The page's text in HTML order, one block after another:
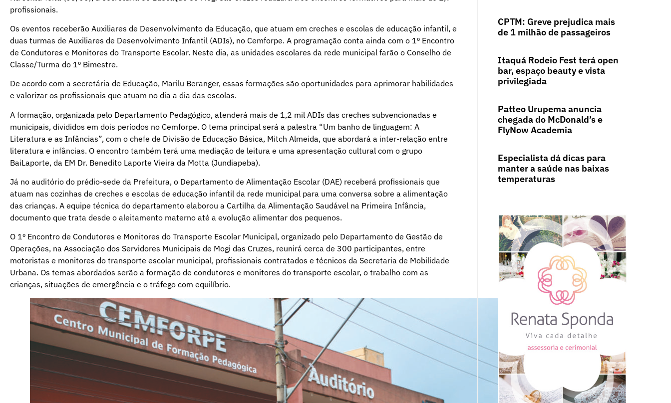
profissionais.
Os eventos receberão Auxiliares de Desenvolvimento da Educação, que atuam em creches e escolas de educação infantil, e
duas turmas de Auxiliares de Desenvolvimento Infantil (ADIs), no Cemforpe. A programação conta ainda com o 1º Encontro
de Condutores e Monitores do Transporte Escolar. Neste dia, as unidades escolares da rede municipal farão o Conselho de
Classe/Turma do 1º Bimestre.
De acordo com a secretária de Educação, Marilu Beranger, essas formações são oportunidades para aprimorar habilidades
e valorizar os profissionais que atuam no dia a dia das escolas.
A formação, organizada pelo Departamento Pedagógico, atenderá mais de 1,2 mil ADIs das creches subvencionadas e
municipais, divididos em dois períodos no Cemforpe. O tema principal será a palestra “Um banho de linguagem: A
Literatura e as Infâncias”, com o chefe de Divisão de Educação Básica, Mitch Almeida, que abordará a inter-relação entre
literatura e infâncias. O encontro também terá uma mediação de leitura e uma apresentação cultural com o grupo
BaiLaporte, da EM Dr. Benedito Laporte Vieira da Motta (Jundiapeba).
Já no auditório do prédio-sede da Prefeitura, o Departamento de Alimentação Escolar (DAE) receberá profissionais que
atuam nas cozinhas de creches e escolas de educação infantil da rede municipal para uma conversa sobre a alimentação
das crianças. A equipe técnica do departamento elaborou a Cartilha da Alimentação Saudável na Primeira Infância,
documento que trata desde o aleitamento materno até a evolução alimentar dos pequenos.
O 1º Encontro de Condutores e Monitores do Transporte Escolar Municipal, organizado pelo Departamento de Gestão de
Operações, na Associação dos Servidores Municipais de Mogi das Cruzes, reunirá cerca de 300 participantes, entre
motoristas e monitores do transporte escolar municipal, profissionais contratados e técnicos da Secretaria de Mobilidade
Urbana. Os temas abordados serão a formação de condutores e monitores do transporte escolar, o trabalho com as
crianças, situações de emergência e o tráfego com equilíbrio.
CPTM: Greve prejudica mais
de 1 milhão de passageiros
Itaquá Rodeio Fest terá open
bar, espaço beauty e vista
privilegiada
Patteo Urupema anuncia
chegada do McDonald’s e
FlyNow Academia
Especialista dá dicas para
manter a saúde nas baixas
temperaturas